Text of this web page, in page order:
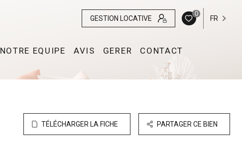
GESTION LOCATIVE
0
FR
NOTRE EQUIPE AVIS GERER CONTACT
TÉLÉCHARGER LA FICHE PARTAGER CE BIEN